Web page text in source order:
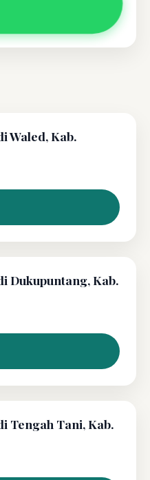
Waled, Kab.
Dukupuntang, Kab.
Tengah Tani, Kab.